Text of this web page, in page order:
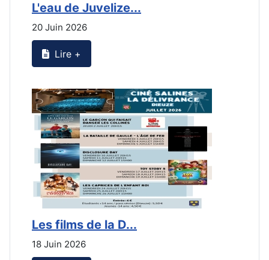
L'eau de Juvelize...
20 Juin 2026
Lire +
Les films de la D...
18 Juin 2026